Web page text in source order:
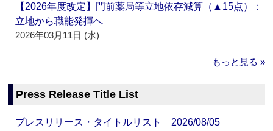
【2026年度改定】門前薬局等立地依存減算（▲15点）：
立地から職能発揮へ
2026年03月11日 (水)
もっと見る »
Press Release Title List
プレスリリース・タイトルリスト 2026/08/05